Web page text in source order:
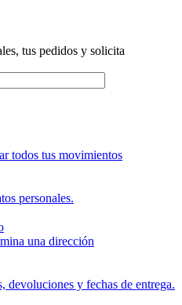
tus pedidos y solicita
todos tus movimientos
personales.
una dirección
devoluciones y fechas de entrega.